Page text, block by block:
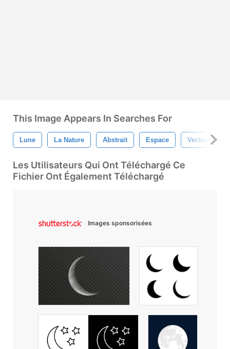
This Image Appears In Searches For
Lune La Nature Abstrait Espace Vecteur
Les Utilisateurs Qui Ont Téléchargé Ce
Fichier Ont Également Téléchargé
Images sponsorisées